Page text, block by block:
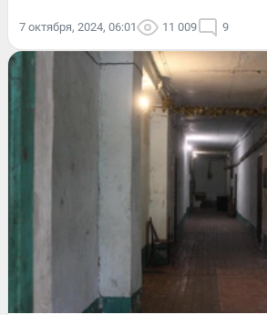
7 октября, 2024, 06:01 11 009 9